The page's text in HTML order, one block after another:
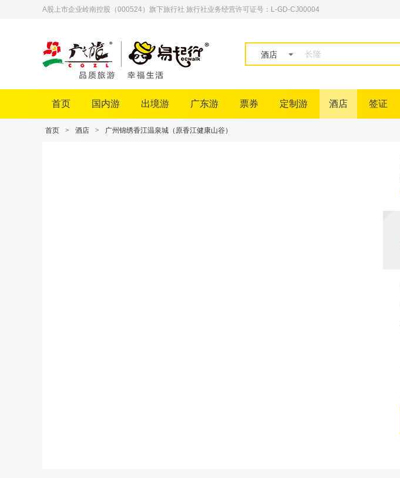
A股上市企业岭南控股（000524）旗下旅行社 旅行社业务经营许可证号：L-GD-CJ00004
酒店
首页 国内游 出境游 广东游 票券 定制游 酒店 签证
首页 > 酒店 > 广州锦绣香江温泉城（原香江健康山谷）